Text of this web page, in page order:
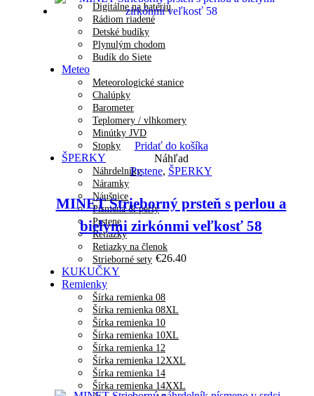
Digitálne na batériu
Rádiom riadené
Detské budíky
Plynulým chodom
Budík do Siete
Meteo
Meteorologické stanice
Chalúpky
Barometer
Teplomery / vlhkomery
Minútky JVD
Stopky
ŠPERKY
Náhrdelníky
Náramky
Náušnice
Písmená & perly
Prstene
Retiazky
Retiazky na členok
Strieborné sety
KUKUČKY
Remienky
Šírka remienka 08
Šírka remienka 08XL
Šírka remienka 10
Šírka remienka 10XL
Šírka remienka 12
Šírka remienka 12XXL
Šírka remienka 14
Šírka remienka 14XXL
Pridať do košíka
Náhľad
Prstene, ŠPERKY
MINET Strieborný prsteň s perlou a
bielymi zirkónmi veľkosť 58
€26.40